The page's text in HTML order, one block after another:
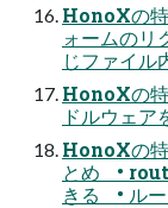
HonoXの
ォームのリ
じファイ
HonoXの
ドルウェ
HonoXの
とめ •
きる • ル